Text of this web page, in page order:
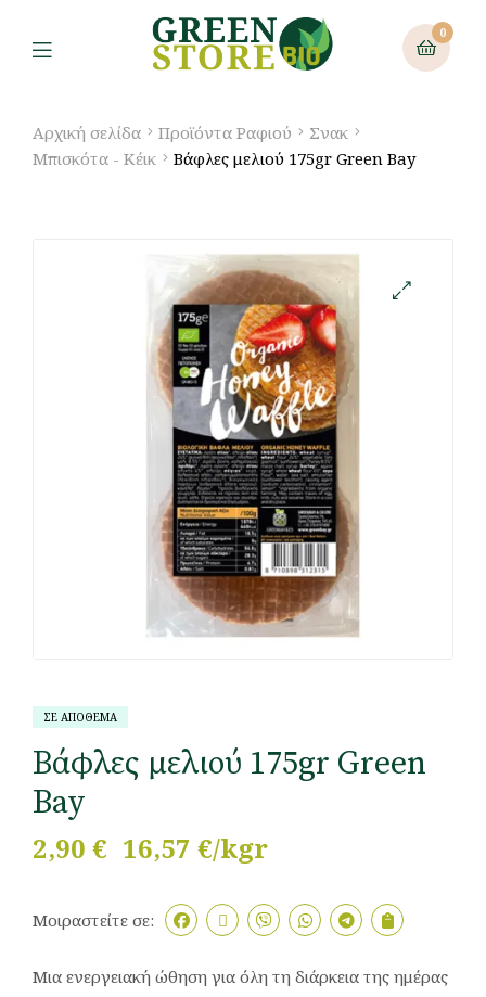
0
Αρχική σελίδα Προϊόντα Ραφιού
Σνακ
Μπισκότα - Κέικ
Βάφλες μελιού 175gr Green Bay
ΣΕ ΑΠΟΘΕΜΑ
Βάφλες μελιού 175gr Green
Bay
2,90 € 16,57 €/kgr
Μοιραστείτε σε:
Μια ενεργειακή ώθηση για όλη τη διάρκεια της ημέρας